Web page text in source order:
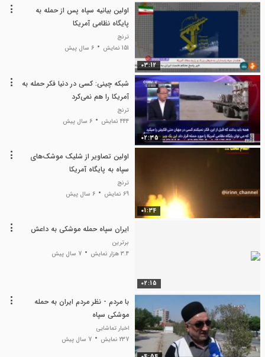
03:12
اولین بیانیه سپاه پس‌ از حمله به
پایگاه نظامی آمریکا
ترنج
151 نمایش
6 سال پیش
02:35
شبکه چینی: کسی در دنیا فکر حمله به
آمریکا را هم نمی‌کرد
ترنج
444 نمایش
6 سال پیش
01:34
اولین تصاویر از شلیک موشک‌های
سپاه به پایگاه آمریکا
ترنج
69 نمایش
6 سال پیش
02:15
ایران سپاه حمله موشکی به داعش
برترین
3.4 هزار نمایش
7 سال پیش
با مردم - نظر مردم ایران به حمله
موشکی سپاه
اخبار تماشایی
237 نمایش
7 سال پیش